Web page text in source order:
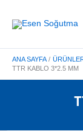
atla
ANA SAYFA
TTR KABLO 3*2.5 MM